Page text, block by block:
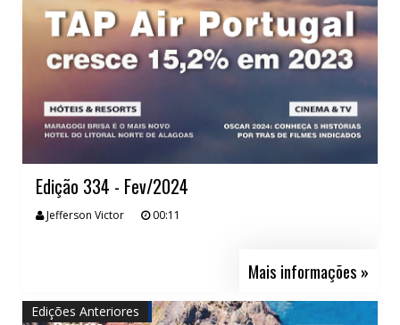
Edição 334 - Fev/2024
Jefferson Victor 00:11
Mais informações »
Edições Anteriores